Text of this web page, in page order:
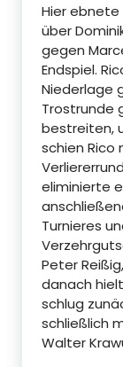
Hier ebnete
über
gegen
Endspiel.
Niederlage
Trostrunde
bestreiten,
schien Rico
eliminierte
Turnieres
Peter
danach
schlug
schließlich
Walter